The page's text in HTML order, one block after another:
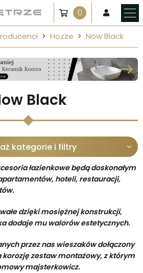
0
Hozze Now Black
Black
kategorie i filtry
łazienkowe będą doskonałym
hoteli, restauracji,
dzięki mosiężnej konstrukcji,
dodaje mu walorów estetycznych.
przez nas wieszaków dołączony
zestaw montażowy, z którym
majsterkowicz.